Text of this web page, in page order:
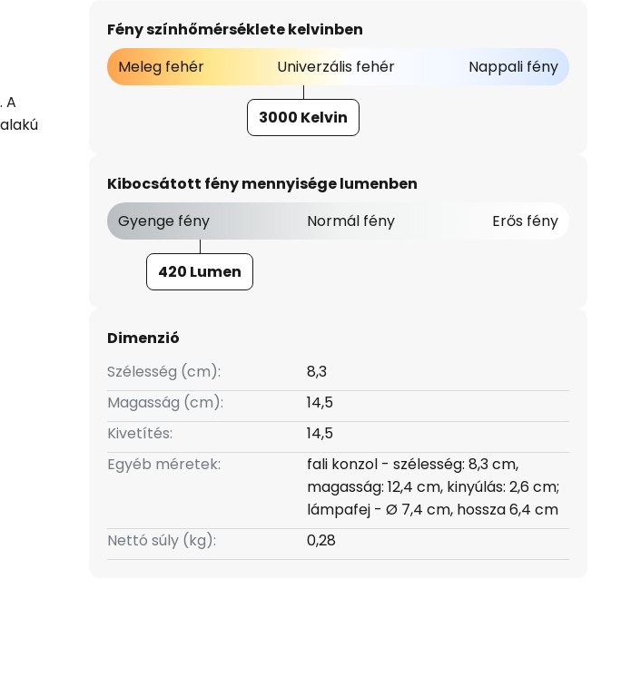
A
A
Fény színhőmérséklete kelvinben
Meleg fehér
Univerzális fehér Nappali fény
3000 Kelvin
Kibocsátott fény mennyisége lumenben
Gyenge fény
Normál fény Erős fény
420 Lumen
Dimenzió
Szélesség (cm):
8,3
Magasság (cm):
14,5
Kivetítés:
14,5
Egyéb méretek:
fali konzol - szélesség: 8,3 cm,
magasság: 12,4 cm, kinyúlás: 2,6 cm;
lámpafej - Ø 7,4 cm, hossza 6,4 cm
Nettó súly (kg):
0,28